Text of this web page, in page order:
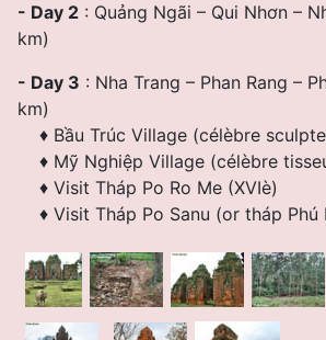
- Day 2 : Quảng Ngãi – Qui Nhơn –
km)
- Day 3 : Nha Trang – Phan Rang –
km)
♦ Bầu Trúc Village (célèbre
♦ Mỹ Nghiệp Village (célèbre
♦ Visit Tháp Po Ro Me (XVIè)
♦ Visit Tháp Po Sanu (or tháp Phú